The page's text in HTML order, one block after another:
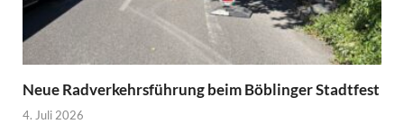
Neue Radverkehrsführung beim Böblinger Stadtfest
4. Juli 2026